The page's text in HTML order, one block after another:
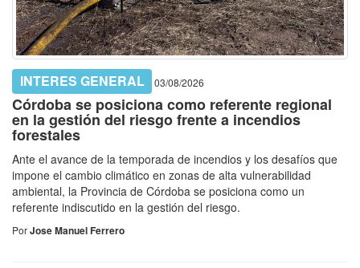
INTERES GENERAL 03/08/2026
Córdoba se posiciona como referente regional
en la gestión del riesgo frente a incendios
forestales
Ante el avance de la temporada de incendios y los desafíos que
impone el cambio climático en zonas de alta vulnerabilidad
ambiental, la Provincia de Córdoba se posiciona como un
referente indiscutido en la gestión del riesgo.
PorJose Manuel Ferrero